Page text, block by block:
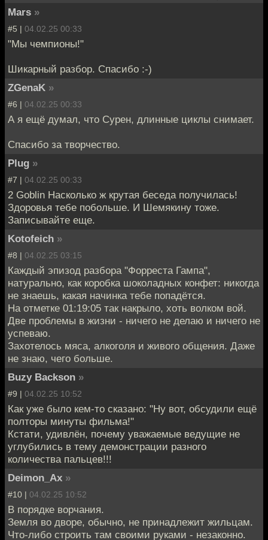
Mars »
#5 | 04.02.25 00:33
"Мы чемпионы!"
Шикарный разбор. Спасибо :-)
ZGenaK »
#6 | 04.02.25 00:33
А я ещё думал, что Сурен, длинные циклы снимает.
Спасибо за творчество.
Plug »
#7 | 04.02.25 00:33
2 Goblin Насколько ж крутая беседа получилась!
Здоровья тебе побольше. И Шемякину тоже.
Записывайте еще.
Kotofeich »
#8 | 04.02.25 03:15
Каждый эпизод разбора "Форреста Гампа",
натурально, как коробка шоколадных конфет: никогда
не знаешь, какая начинка тебе попадётся.
На отметке 01:19:05 так накрыло, хоть волком вой.
Две проблемы в жизни - ничего не делаю и ничего не
успеваю.
Захотелось мяса, алкоголя и живого общения. Даже
не знаю, чего больше.
Buzy Backson »
#9 | 04.02.25 10:52
Как уже было кем-то сказано: "Ну вот, обсудили ещё
полторы минуты фильма!"
Кстати, удивлён, почему уважаемые ведущие не
углубились в тему демонстрации разного
количества пальцев!!!
Deimon_Ax »
#10 | 04.02.25 10:52
В порядке ворчания.
Земля во дворе, обычно, не принадлежит жильцам.
Что-либо строить там своими руками - незаконно.